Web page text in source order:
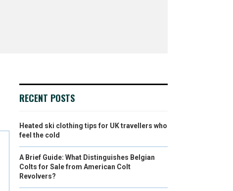
RECENT POSTS
Heated ski clothing tips for UK travellers who
feel the cold
A Brief Guide: What Distinguishes Belgian
Colts for Sale from American Colt
Revolvers?